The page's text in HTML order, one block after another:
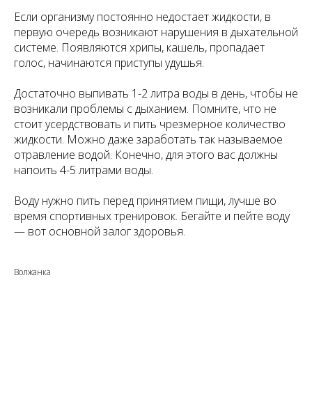
Если организму постоянно недостает жидкости, в
первую очередь возникают нарушения в дыхательной
системе. Появляются хрипы, кашель, пропадает
голос, начинаются приступы удушья.
Достаточно выпивать 1-2 литра воды в день, чтобы не
возникали проблемы с дыханием. Помните, что не
стоит усердствовать и пить чрезмерное количество
жидкости. Можно даже заработать так называемое
отравление водой. Конечно, для этого вас должны
напоить 4-5 литрами воды.
Воду нужно пить перед принятием пищи, лучше во
время спортивных тренировок. Бегайте и пейте воду
— вот основной залог здоровья.
Волжанка